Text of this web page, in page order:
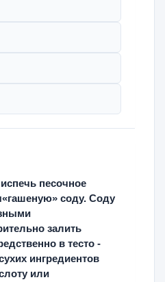
песочное
соду. Соду
залить
в тесто -
ингредиентов
или